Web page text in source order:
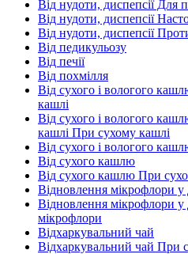
Від нудоти, диспепсії Для
Від нудоти, диспепсії
Від нудоти, диспепсії
Від педикульозу
Від печії
Від похмілля
Від сухого і вологого
кашлі
Від сухого і вологого
кашлі При сухому кашлі
Від сухого і вологого
Від сухого кашлю
Від сухого кашлю При
Відновлення мікрофлори у
Відновлення мікрофлори у
мікрофлори
Відхаркувальний чай
Відхаркувальний чай При